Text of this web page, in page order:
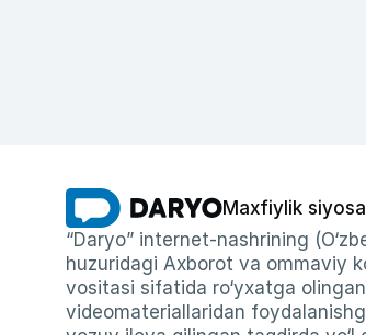
Maxfiylik
“Daryo” internet-nashrining
huzuridagi Axborot va ommaviy
vositasi sifatida ro‘yxatga
videomateriallaridan